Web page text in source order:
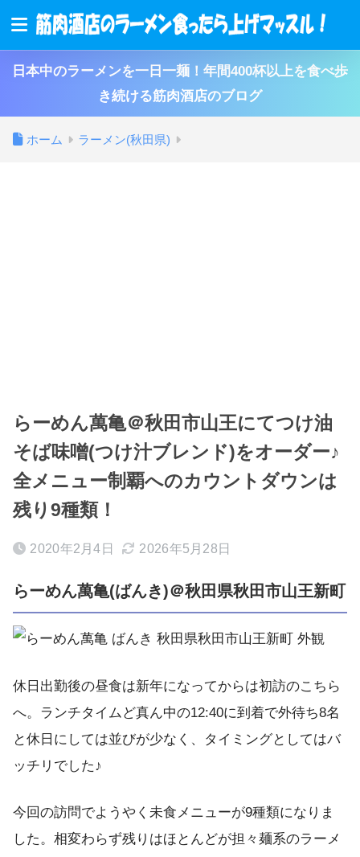
日本中のラーメンを一日一麺！年間400杯以上を食べ歩
き続ける筋肉酒店のブログ
ホーム ラーメン(秋田県)
らーめん萬亀＠秋田市山王にてつけ油
そば味噌(つけ汁ブレンド)をオーダー♪
全メニュー制覇へのカウントダウンは
残り9種類！
2020年2月4日 2026年5月28日
らーめん萬亀(ばんき)＠秋田県秋田市山王新町
休日出勤後の昼食は新年になってからは初訪のこちら
へ。ランチタイムど真ん中の12:40に到着で外待ち8名
と休日にしては並びが少なく、タイミングとしてはバ
ッチリでした♪
今回の訪問でようやく未食メニューが9種類になりま
した。相変わらず残りはほとんどが担々麺系のラーメ